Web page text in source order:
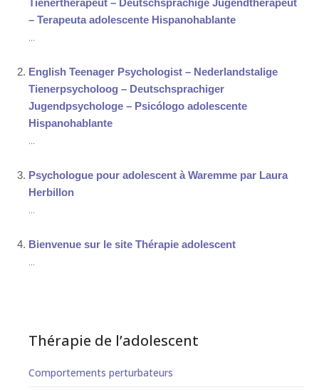
Tienertherapeut – Deutschsprachige Jugendtherapeut
– Terapeuta adolescente Hispanohablante
English Teenager Psychologist – Nederlandstalige
Tienerpsycholoog – Deutschsprachiger
Jugendpsychologe – Psicólogo adolescente
Hispanohablante
Psychologue pour adolescent à Waremme par Laura
Herbillon
Bienvenue sur le site Thérapie adolescent
Thérapie de l’adolescent
Comportements perturbateurs